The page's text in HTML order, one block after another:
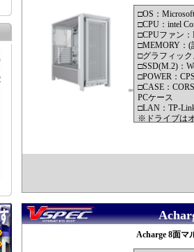
□OS：
□CPU：intel
□CPUファン：
□MEMORY：(
□グラフィッ
□SSD(M.2)：
□POWER：
□CASE：
PCケース
□LAN：TP-
※ドライブは
Acharge 8面マ